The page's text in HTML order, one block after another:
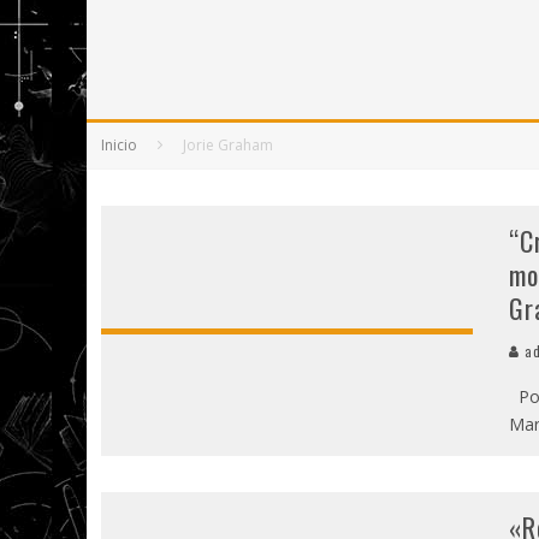
Inicio
Jorie Graham